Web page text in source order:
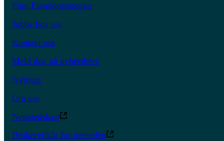
Finn Eiendomsmegler
Jobbe hos oss
Kontakt oss
Meld deg på nyhetsbrev
Nybygg
Om oss
Nettstedskart
Brukervilkår for nettsiden